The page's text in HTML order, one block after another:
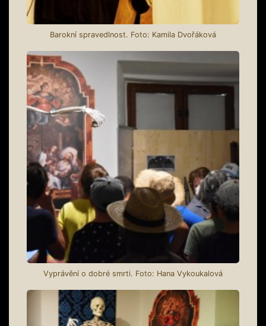
Barokní spravedlnost. Foto: Kamila Dvořáková
Vyprávění o dobré smrti. Foto: Hana Vykoukalová